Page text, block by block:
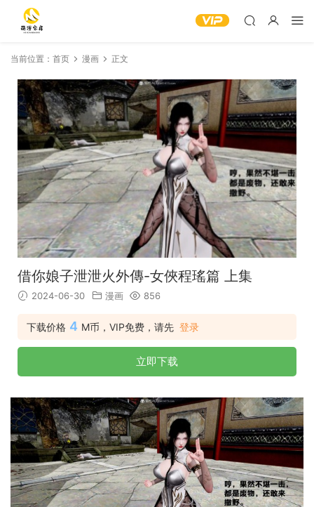
当前位置： 首页 漫画 正文
借你娘子泄泄火外傳-女俠程瑤篇 上集
2024-06-30 漫画 856
下载价格 4 M币，VIP免费，请先 登录
立即下载